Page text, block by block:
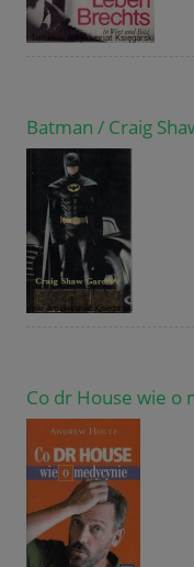
Batman / Craig
Co dr House wie o